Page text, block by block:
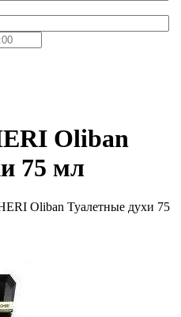
Oliban
75 мл
Oliban Туалетные духи 75